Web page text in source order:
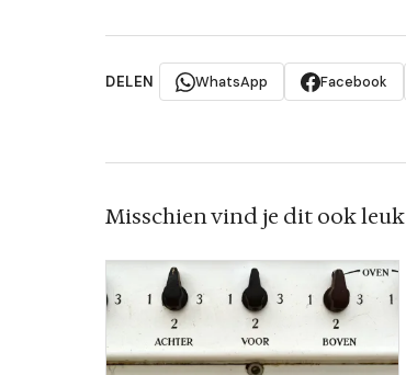
DELEN WhatsApp Facebook
Misschien vind je dit ook leuk